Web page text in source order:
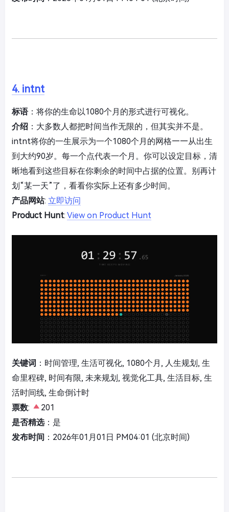
4. intnt
标语：将你的生命以1080个月的形式进行可视化。
介绍 ：大多数人都把时间当作无限的，但其实并不是。
intnt将你的一生展示为一个1080个月的网格——从出生
到大约90岁。每一个点代表一个月。你可以设定目标，清
晰地看到这些目标在你剩余的时间中占据的位置。别再计
划“某一天”了，看看你实际上还有多少时间。
产品网站: 立即访问
Product Hunt: View on Product Hunt
关键词 ：时间管理, 生活可视化, 1080个月, 人生规划, 生
命里程碑, 时间有限, 未来规划, 视觉化工具, 生活目标, 生
活时间线, 生命倒计时
票数:
201
是否精选：是
发布时间 ：2026年01月01日 PM04:01 (北京时间)